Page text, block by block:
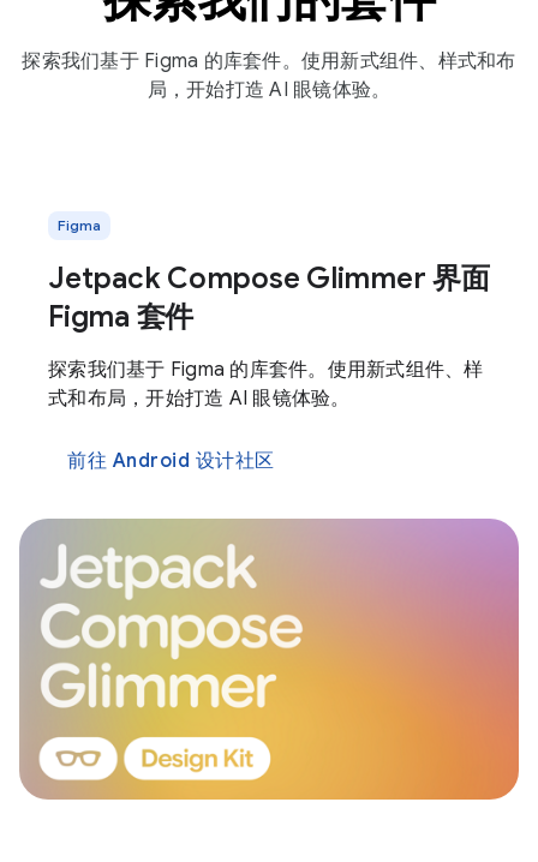
探索我们基于 Figma 的库套件。使用新式组件、样式和布
局，开始打造 AI 眼镜体验。
Figma
Jetpack Compose Glimmer 界面
Figma 套件
探索我们基于 Figma 的库套件。使用新式组件、样
式和布局，开始打造 AI 眼镜体验。
前往 Android 设计社区